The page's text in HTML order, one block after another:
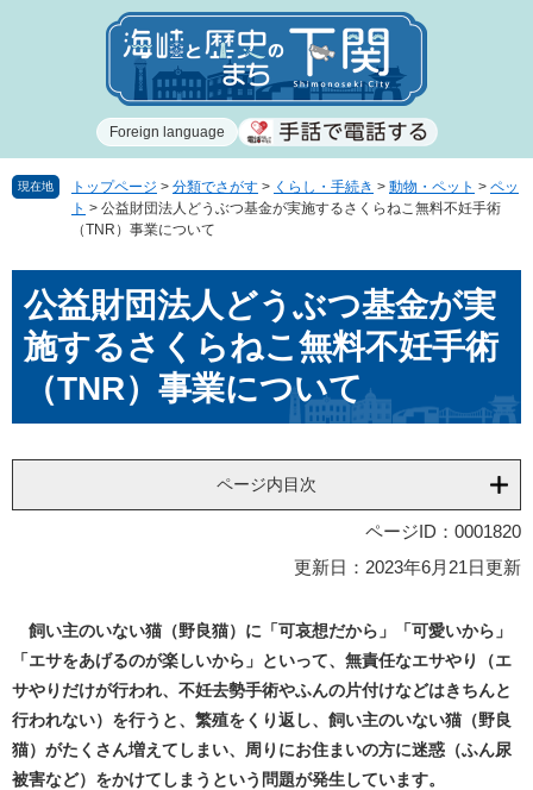
で
ば
Foreign language
現在地 トップページ > 分類でさがす > くらし・手続き > 動物・ペット > ペッ
ト > 公益財団法人どうぶつ基金が実施するさくらねこ無料不妊手術
（TNR）事業について
文公益財団法人どうぶつ基金が実
施するさくらねこ無料不妊手術
（TNR）事業について
ページ内目次
ページID：0001820
更新日：2023年6月21日更新
飼い主のいない猫（野良猫）に「可哀想だから」「可愛いから」
「エサをあげるのが楽しいから」といって、無責任なエサやり（エ
サやりだけが行われ、不妊去勢手術やふんの片付けなどはきちんと
行われない）を行うと、繁殖をくり返し、飼い主のいない猫（野良
猫）がたくさん増えてしまい、周りにお住まいの方に迷惑（ふん尿
被害など）をかけてしまうという問題が発生しています。